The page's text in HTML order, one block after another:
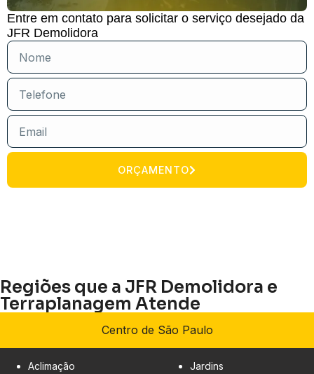
Entre em contato para solicitar o serviço desejado da
JFR Demolidora
ORÇAMENTO
Regiões que a JFR Demolidora e
Terraplanagem Atende
Centro de São Paulo
Aclimação
Jardins